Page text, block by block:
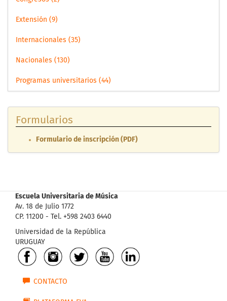
Extensión (9)
Internacionales (35)
Nacionales (130)
Programas universitarios (44)
Formularios
Formulario de inscripción (PDF)
Escuela Universitaria de Música
Av. 18 de Julio 1772
CP. 11200 - Tel. +598 2403 6440
Universidad de la República
URUGUAY
CONTACTO